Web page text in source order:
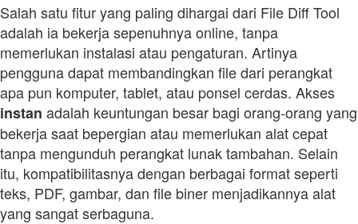
Salah satu fitur yang paling dihargai dari File Diff Tool
adalah ia bekerja sepenuhnya online, tanpa
memerlukan instalasi atau pengaturan. Artinya
pengguna dapat membandingkan file dari perangkat
apa pun komputer, tablet, atau ponsel cerdas. Akses
instan adalah keuntungan besar bagi orang-orang yang
bekerja saat bepergian atau memerlukan alat cepat
tanpa mengunduh perangkat lunak tambahan. Selain
itu, kompatibilitasnya dengan berbagai format seperti
teks, PDF, gambar, dan file biner menjadikannya alat
yang sangat serbaguna.